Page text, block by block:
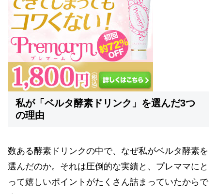
私が「ベルタ酵素ドリンク」を選んだ3つ
の理由
数ある酵素ドリンクの中で、なぜ私がベルタ酵素を
選んだのか。それは圧倒的な実績と、プレママにと
って嬉しいポイントがたくさん詰まっていたからで